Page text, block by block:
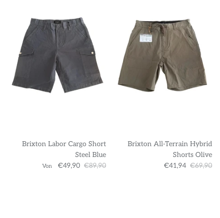
Brixton Labor Cargo Short
Steel Blue
Von €49,90 €89,90
Brixton All-Terrain Hybrid
Shorts Olive
€41,94 €69,90